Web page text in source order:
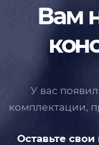
Вам
У вас
комплектации,
Оставьте